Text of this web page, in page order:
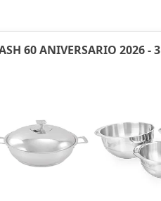
60 ANIVERSARIO 2026 - 3